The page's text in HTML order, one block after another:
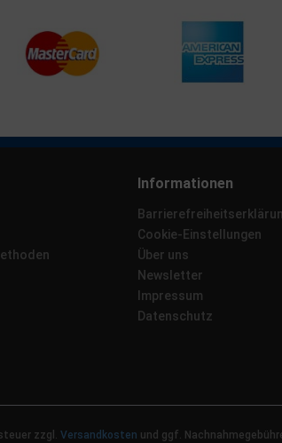
Informationen
Cookie-Einstellungen
Über uns
Newsletter
Impressum
Datenschutz
zzgl. Versandkosten und ggf.